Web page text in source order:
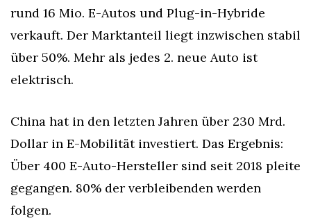
rund 16 Mio. E-Autos und Plug-in-Hybride
verkauft. Der Marktanteil liegt inzwischen stabil
über 50%. Mehr als jedes 2. neue Auto ist
elektrisch.
China hat in den letzten Jahren über 230 Mrd.
Dollar in E-Mobilität investiert. Das Ergebnis:
Über 400 E-Auto-Hersteller sind seit 2018 pleite
gegangen. 80% der verbleibenden werden
folgen.